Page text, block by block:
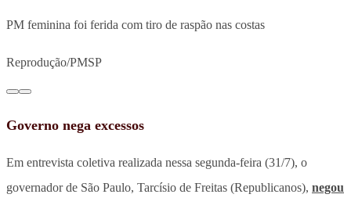
PM feminina foi ferida com tiro de raspão nas costas
Reprodução/PMSP
Governo nega excessos
Em entrevista coletiva realizada nessa segunda-feira (31/7), o
governador de São Paulo, Tarcísio de Freitas (Republicanos), negou